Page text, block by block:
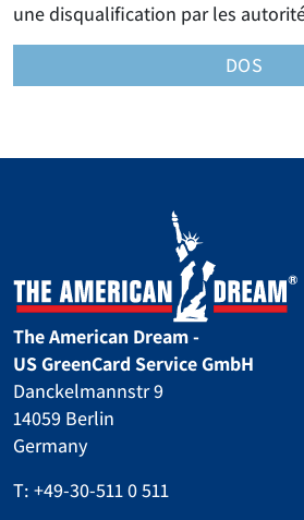
une disqualification par les
DOS
The American Dream -
US GreenCard Service GmbH
Danckelmannstr 9
14059 Berlin
Germany
T: +49-30-511 0 511